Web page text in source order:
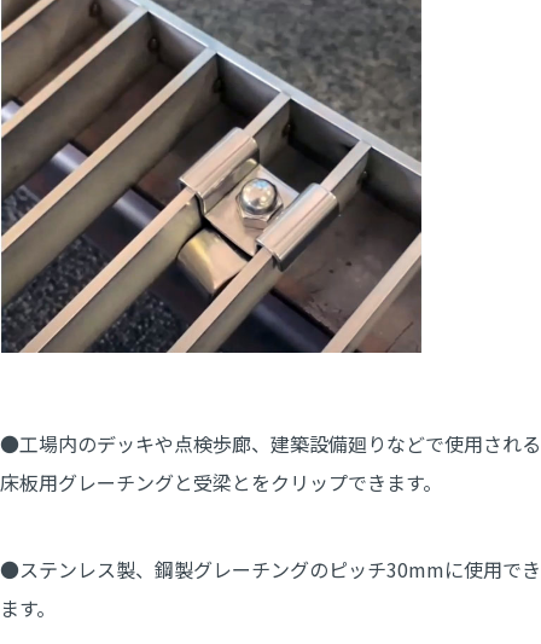
●工場内のデッキや点検歩廊、建築設備廻りなどで使用される
床板用グレーチングと受梁とをクリップできます。
●ステンレス製、鋼製グレーチングのピッチ30mmに使用でき
ます。